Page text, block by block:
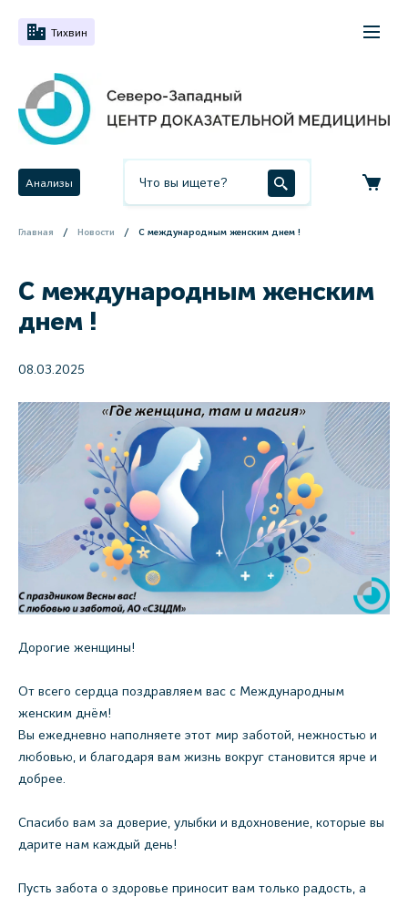
Тихвин
Анализы
Главная Новости С международным женским днем !
С международным женским
днем !
08.03.2025
Дорогие женщины!
От всего сердца поздравляем вас с Международным
женским днём!
Вы ежедневно наполняете этот мир заботой, нежностью и
любовью, и благодаря вам жизнь вокруг становится ярче и
добрее.
Спасибо вам за доверие, улыбки и вдохновение, которые вы
дарите нам каждый день!
Пусть забота о здоровье приносит вам только радость, а